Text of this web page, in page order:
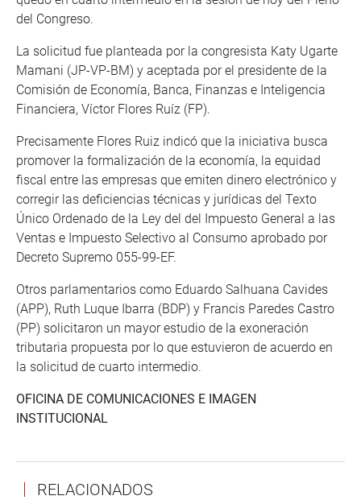
del Congreso.
La solicitud fue planteada por la congresista Katy Ugarte
Mamani (JP-VP-BM) y aceptada por el presidente de la
Comisión de Economía, Banca, Finanzas e Inteligencia
Financiera, Víctor Flores Ruíz (FP).
Precisamente Flores Ruiz indicó que la iniciativa busca
promover la formalización de la economía, la equidad
fiscal entre las empresas que emiten dinero electrónico y
corregir las deficiencias técnicas y jurídicas del Texto
Único Ordenado de la Ley del del Impuesto General a las
Ventas e Impuesto Selectivo al Consumo aprobado por
Decreto Supremo 055-99-EF.
Otros parlamentarios como Eduardo Salhuana Cavides
(APP), Ruth Luque Ibarra (BDP) y Francis Paredes Castro
(PP) solicitaron un mayor estudio de la exoneración
tributaria propuesta por lo que estuvieron de acuerdo en
la solicitud de cuarto intermedio.
OFICINA DE COMUNICACIONES E IMAGEN
INSTITUCIONAL
RELACIONADOS